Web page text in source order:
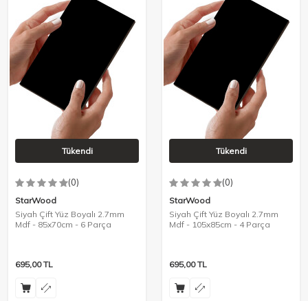
Tükendi
(0)
StarWood
Siyah Çift Yüz Boyalı 2.7mm
Mdf - 85x70cm - 6 Parça
695,00TL
Tükendi
(0)
StarWood
Siyah Çift Yüz Boyalı 2.7mm
Mdf - 105x85cm - 4 Parça
695,00TL